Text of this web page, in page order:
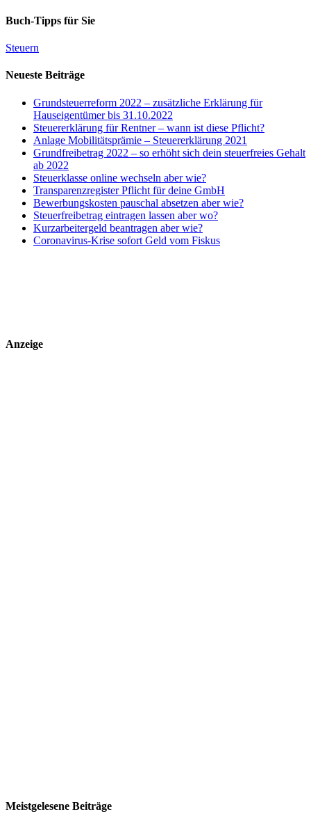
Buch-Tipps für Sie
Steuern
Neueste Beiträge
Grundsteuerreform 2022 – zusätzliche Erklärung für
Hauseigentümer bis 31.10.2022
Steuererklärung für Rentner – wann ist diese Pflicht?
Anlage Mobilitätsprämie – Steuererklärung 2021
Grundfreibetrag 2022 – so erhöht sich dein steuerfreies Gehalt
ab 2022
Steuerklasse online wechseln aber wie?
Transparenzregister Pflicht für deine GmbH
Bewerbungskosten pauschal absetzen aber wie?
Steuerfreibetrag eintragen lassen aber wo?
Kurzarbeitergeld beantragen aber wie?
Coronavirus-Krise sofort Geld vom Fiskus
Anzeige
Meistgelesene Beiträge